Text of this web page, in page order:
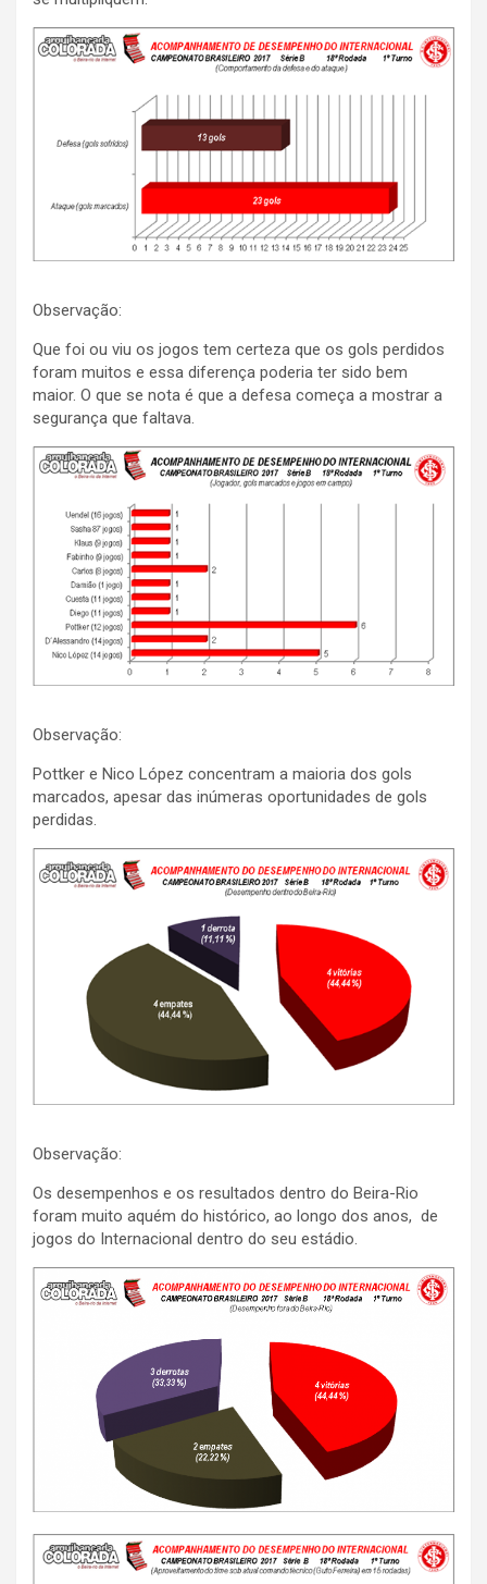
Observação:
Que foi ou viu os jogos tem certeza que os gols perdidos
foram muitos e essa diferença poderia ter sido bem
maior. O que se nota é que a defesa começa a mostrar a
segurança que faltava.
Observação:
Pottker e Nico López concentram a maioria dos gols
marcados, apesar das inúmeras oportunidades de gols
perdidas.
Observação:
Os desempenhos e os resultados dentro do Beira-Rio
foram muito aquém do histórico, ao longo dos anos, de
jogos do Internacional dentro do seu estádio.